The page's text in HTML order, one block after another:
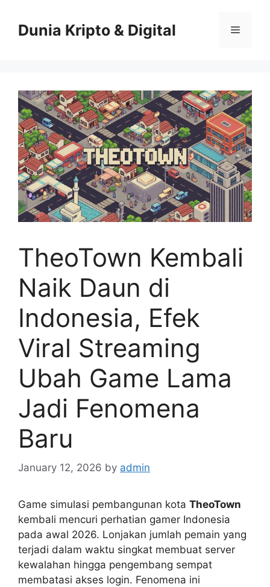
contentDunia Kripto & Digital Menu
TheoTown Kembali
Naik Daun di
Indonesia, Efek
Viral Streaming
Ubah Game Lama
Jadi Fenomena
Baru
January 12, 2026 by admin
Game simulasi pembangunan kota TheoTown
kembali mencuri perhatian gamer Indonesia
pada awal 2026. Lonjakan jumlah pemain yang
terjadi dalam waktu singkat membuat server
kewalahan hingga pengembang sempat
membatasi akses login. Fenomena ini